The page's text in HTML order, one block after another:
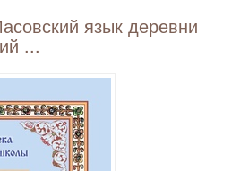
язык деревни
...